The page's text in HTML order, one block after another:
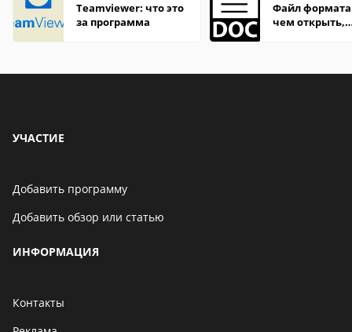
Teamviewer: что это
за программа
Файл формата
чем открыть,
УЧАСТИЕ
Добавить программу
Добавить обзор или статью
ИНФОРМАЦИЯ
Контакты